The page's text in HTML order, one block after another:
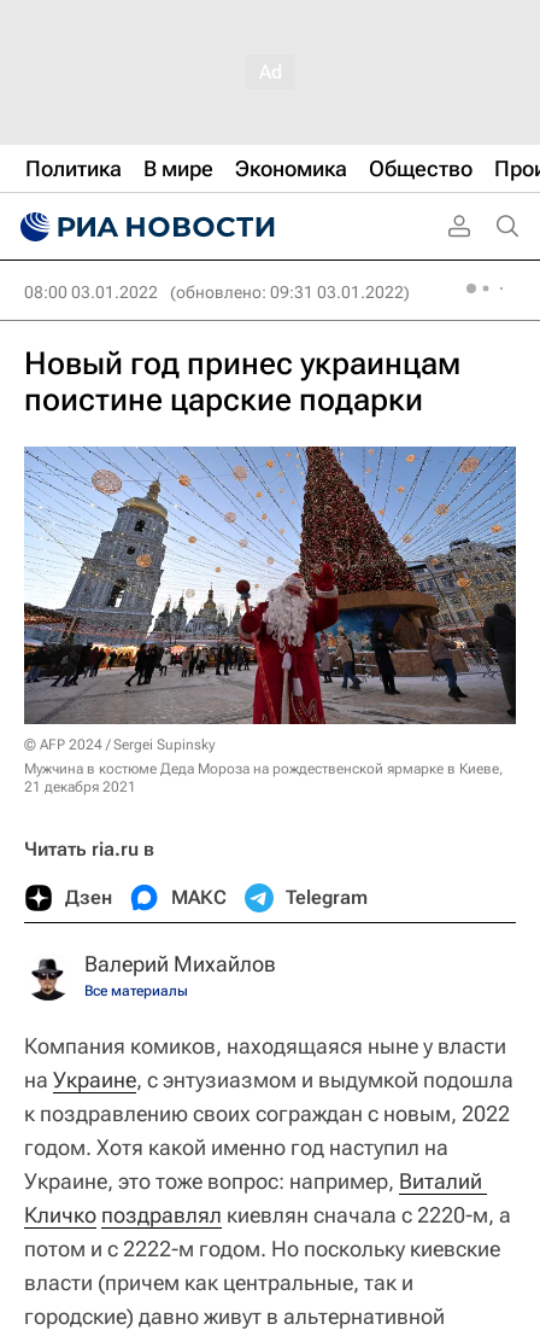
Политика В мире Экономика Общество
08:00 03.01.2022 (обновлено: 09:31 03.01.2022)
Новый год принес украинцам
поистине царские подарки
© AFP 2024 / Sergei Supinsky
Мужчина в костюме Деда Мороза на рождественской ярмарке в Киеве,
21 декабря 2021
Читать ria.ru в
Дзен МАКС Telegram
Валерий Михайлов
Все материалы
Компания комиков, находящаяся ныне у власти
на Украине, с энтузиазмом и выдумкой подошла
к поздравлению своих сограждан с новым, 2022
годом. Хотя какой именно год наступил на
Украине, это тоже вопрос: например, Виталий
Кличко поздравлял киевлян сначала с 2220-м, а
потом и с 2222-м годом. Но поскольку киевские
власти (причем как центральные, так и
городские) давно живут в альтернативной